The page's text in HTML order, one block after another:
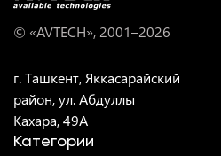
© «AVTECH», 2001–2026
г. Ташкент, Яккасарайский
район, ул. Абдуллы
Кахара, 49A
Категории